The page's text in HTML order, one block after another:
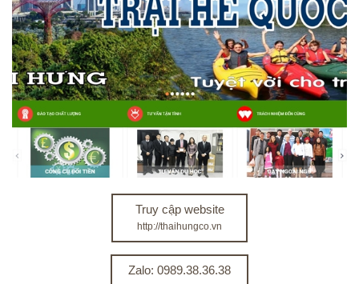
Truy cập website
http://thaihungco.vn
Zalo: 0989.38.36.38